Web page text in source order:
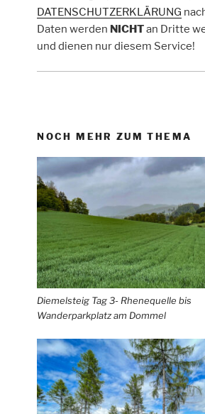
DATENSCHUTZERKLÄRUNG
Daten werden NICHTan Dritte
und dienen nur diesem Service!
NOCH MEHR ZUM THEMA
Diemelsteig Tag 3- Rhenequelle bis
Wanderparkplatz am Dommel